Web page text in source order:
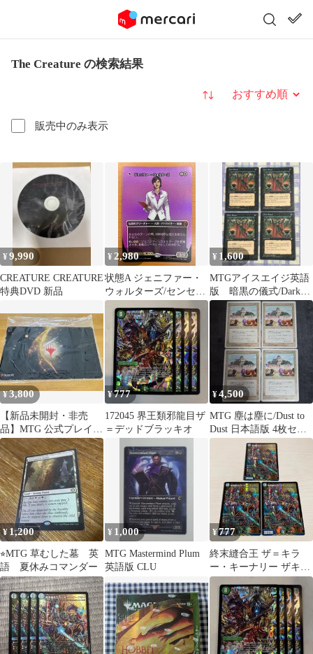
The Creature の検索結果
販売中のみ表示
並び替え
¥9,990
CREATURE CREATURE
特典DVD 新品
¥ 2,980
状態A ジェニファー・
ウォルターズ/センセー
ショナル・シーハルク
foil ボーダーレス M
0355 日本語版 JP MTG
マジックザギャザリン
グ MARVEL
¥ 1,600
MTGアイスエイジ英語
版 暗黒の儀式/Dark
Ritual４枚
¥3,800
【新品未開封・非売
品】MTG 公式プレイマ
ット 2024 プレインズウ
ォーカー
¥777
172045 界王類邪龍目ザ
＝デッドブラッキオ
¥4,500
MTG 塵は塵に/Dust to
Dust 日本語版 4枚セッ
ト 5ED
¥ 1,200
⭐︎MTG 草むした墓 英
語 夏休みコマンダー
¥ 1,000
MTG Mastermind Plum
英語版 CLU
¥777
終末縫合王 ザ＝キラ
ー・キーナリー ザキラ
ーキーナリー ドラゴン
娘 3枚セット